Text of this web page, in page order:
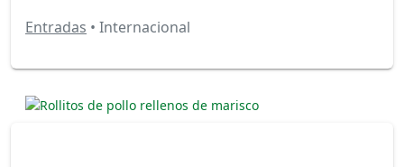
Entradas • Internacional